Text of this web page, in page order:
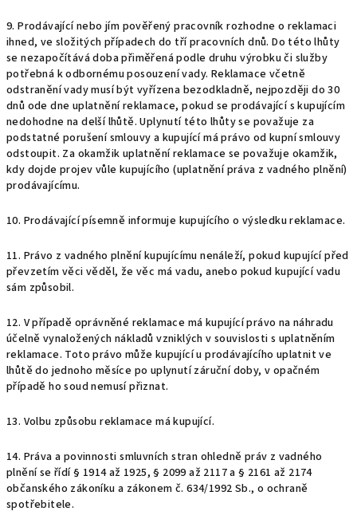
9. Prodávající nebo jím pověřený pracovník rozhodne o reklamaci
ihned, ve složitých případech do tří pracovních dnů. Do této lhůty
se nezapočítává doba přiměřená podle druhu výrobku či služby
potřebná k odbornému posouzení vady. Reklamace včetně
odstranění vady musí být vyřízena bezodkladně, nejpozději do 30
dnů ode dne uplatnění reklamace, pokud se prodávající s kupujícím
nedohodne na delší lhůtě. Uplynutí této lhůty se považuje za
podstatné porušení smlouvy a kupující má právo od kupní smlouvy
odstoupit. Za okamžik uplatnění reklamace se považuje okamžik,
kdy dojde projev vůle kupujícího (uplatnění práva z vadného plnění)
prodávajícímu.
10. Prodávající písemně informuje kupujícího o výsledku reklamace.
11. Právo z vadného plnění kupujícímu nenáleží, pokud kupující před
převzetím věci věděl, že věc má vadu, anebo pokud kupující vadu
sám způsobil.
12. V případě oprávněné reklamace má kupující právo na náhradu
účelně vynaložených nákladů vzniklých v souvislosti s uplatněním
reklamace. Toto právo může kupující u prodávajícího uplatnit ve
lhůtě do jednoho měsíce po uplynutí záruční doby, v opačném
případě ho soud nemusí přiznat.
13. Volbu způsobu reklamace má kupující.
14. Práva a povinnosti smluvních stran ohledně práv z vadného
plnění se řídí § 1914 až 1925,§ 2099 až 2117 a § 2161 až 2174
občanského zákoníku a zákonem č. 634/1992 Sb., o ochraně
spotřebitele.